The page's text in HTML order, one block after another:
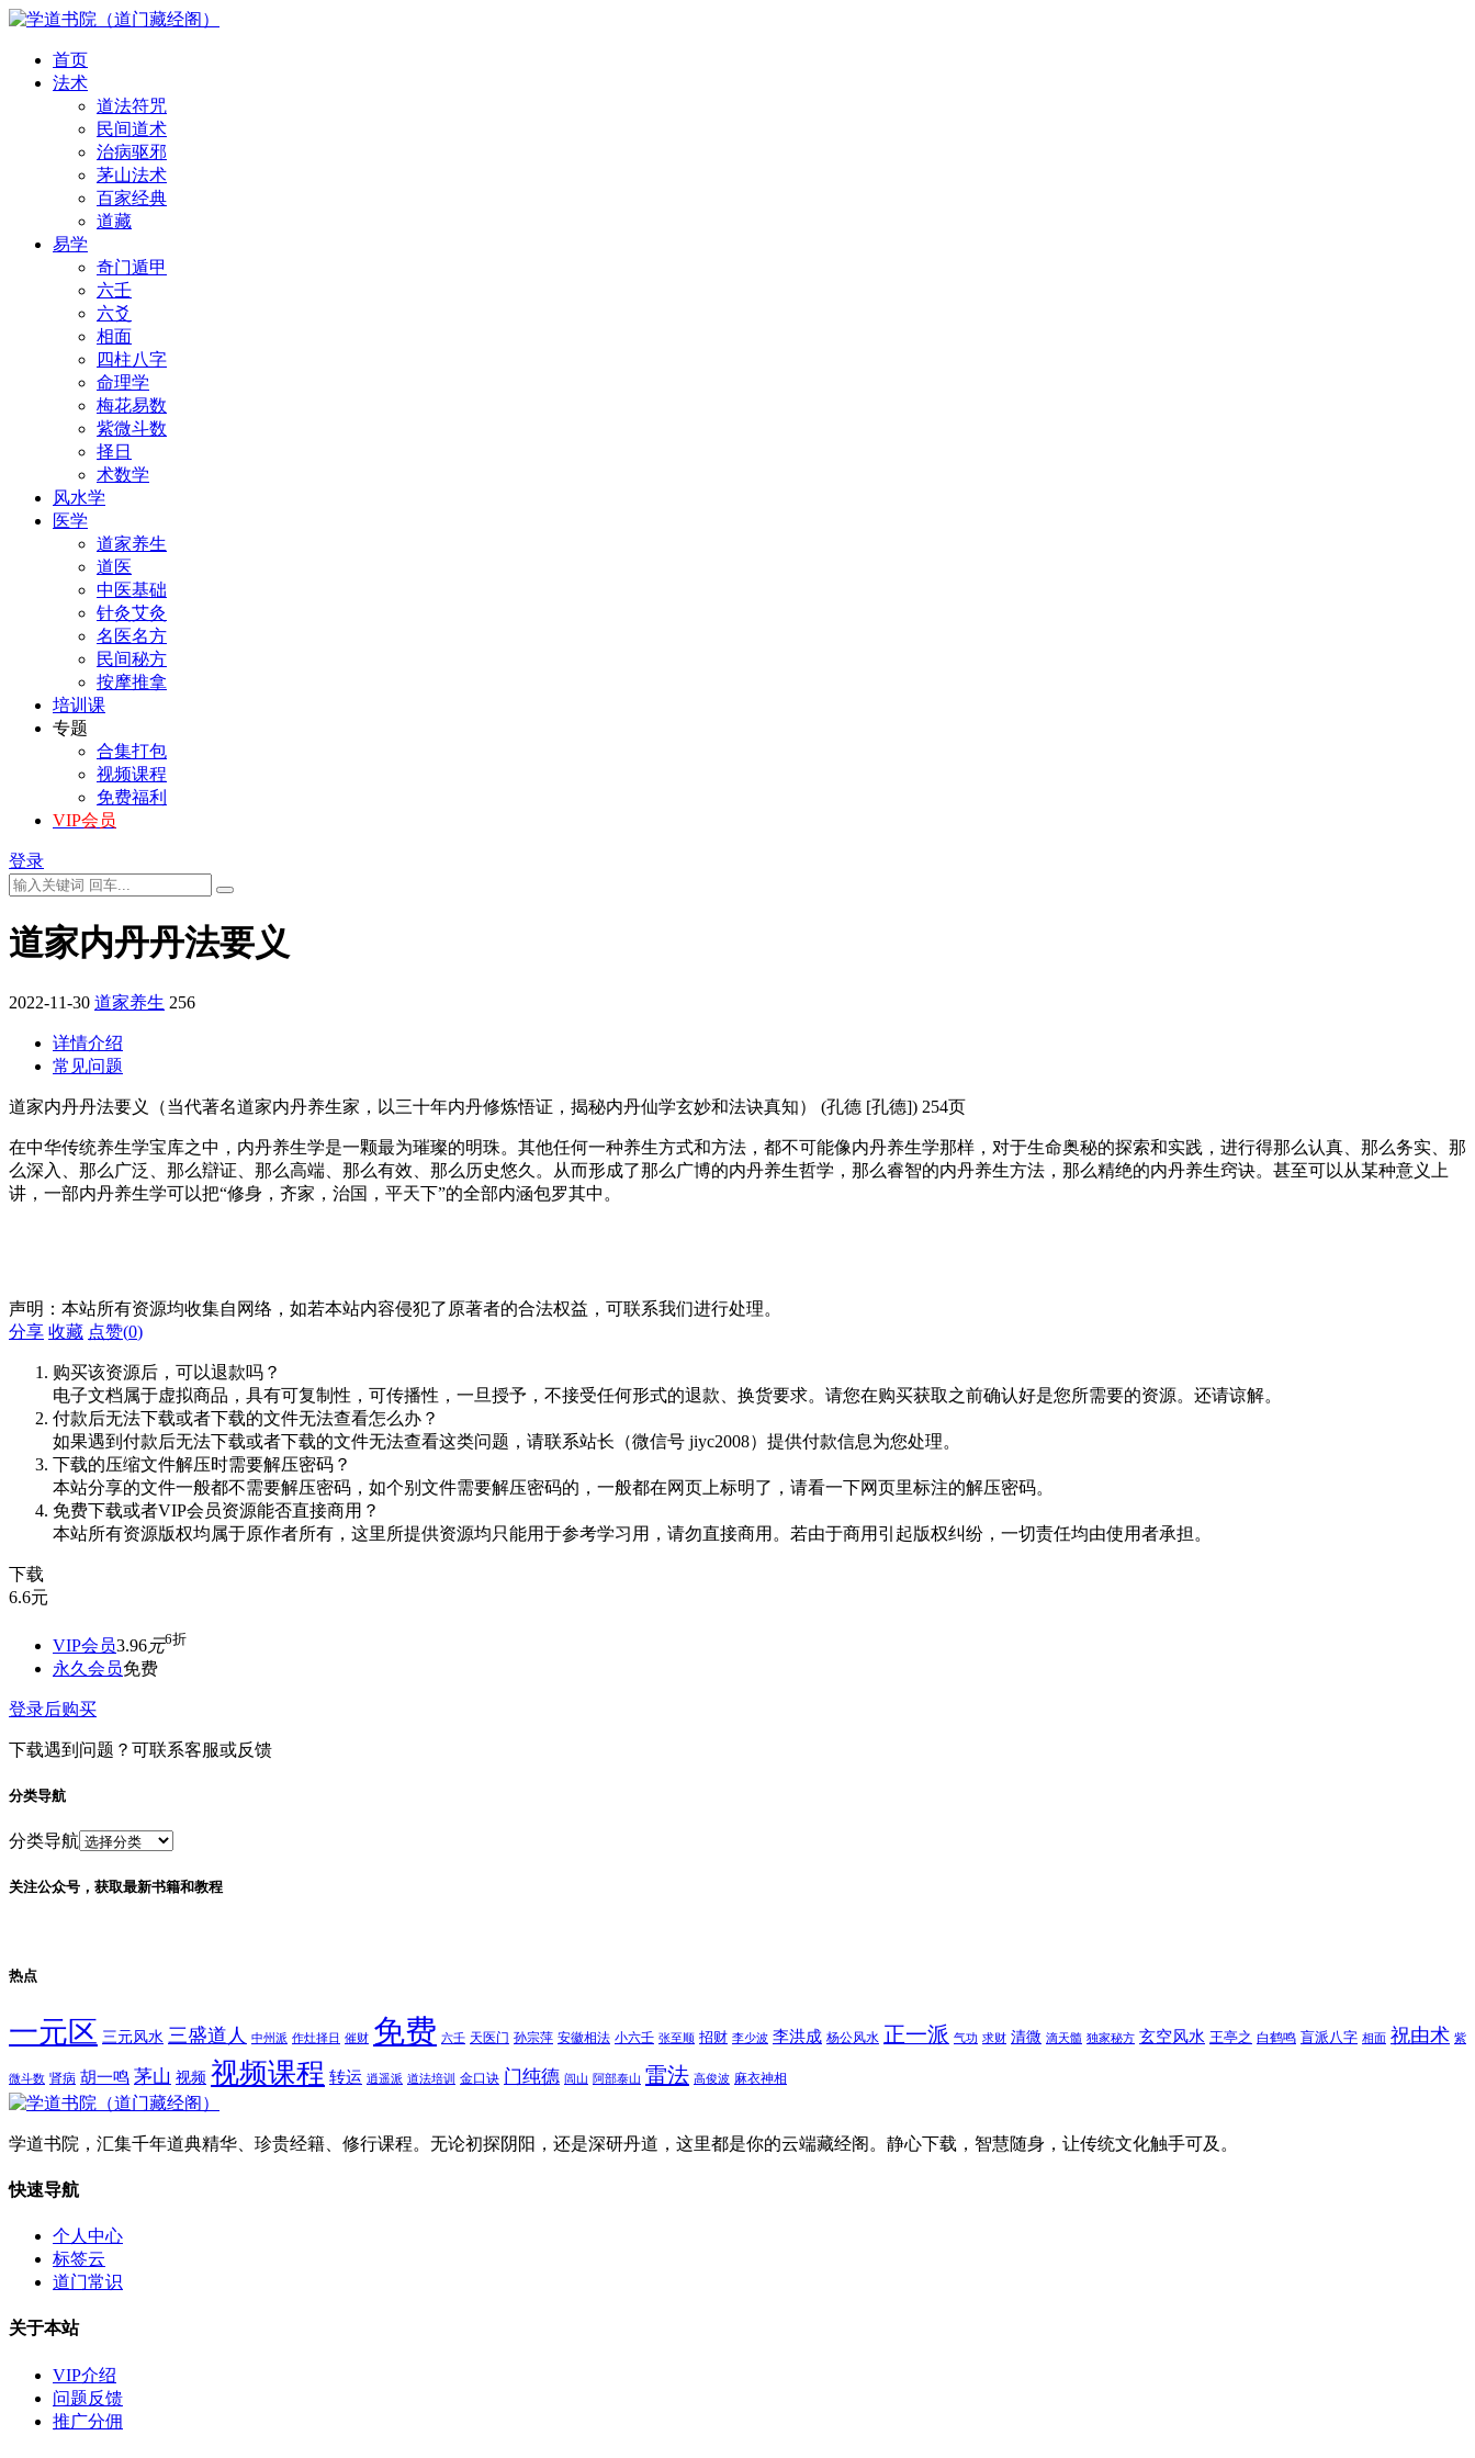
首页
法术
道法符咒
民间道术
治病驱邪
茅山法术
百家经典
道藏
易学
奇门遁甲
六壬
六爻
相面
四柱八字
命理学
梅花易数
紫微斗数
择日
术数学
风水学
医学
道家养生
道医
中医基础
针灸艾灸
名医名方
民间秘方
按摩推拿
培训课
专题
合集打包
视频课程
免费福利
VIP会员
登录
道家内丹丹法要义
2022-11-30 道家养生 256
详情介绍
常见问题
道家内丹丹法要义（当代著名道家内丹养生家，以三十年内丹修炼悟证，揭秘内丹仙学玄妙和法诀真知） (孔德 [孔德]) 254页
在中华传统养生学宝库之中，内丹养生学是一颗最为璀璨的明珠。其他任何一种养生方式和方法，都不可能像内丹养生学那样，对于生命奥秘的探索和实践，进行得那么认真、那么务实、那
么深入、那么广泛、那么辯证、那么高端、那么有效、那么历史悠久。从而形成了那么广博的内丹养生哲学，那么睿智的内丹养生方法，那么精绝的内丹养生窍诀。甚至可以从某种意义上
讲，一部内丹养生学可以把“修身，齐家，治国，平天下”的全部内涵包罗其中。
声明：本站所有资源均收集自网络，如若本站内容侵犯了原著者的合法权益，可联系我们进行处理。
分享 收藏 点赞(0)
购买该资源后，可以退款吗？
电子文档属于虚拟商品，具有可复制性，可传播性，一旦授予，不接受任何形式的退款、换货要求。请您在购买获取之前确认好是您所需要的资源。还请谅解。
付款后无法下载或者下载的文件无法查看怎么办？
如果遇到付款后无法下载或者下载的文件无法查看这类问题，请联系站长（微信号 jiyc2008）提供付款信息为您处理。
下载的压缩文件解压时需要解压密码？
本站分享的文件一般都不需要解压密码，如个别文件需要解压密码的，一般都在网页上标明了，请看一下网页里标注的解压密码。
免费下载或者VIP会员资源能否直接商用？
本站所有资源版权均属于原作者所有，这里所提供资源均只能用于参考学习用，请勿直接商用。若由于商用引起版权纠纷，一切责任均由使用者承担。
下载
6.6元
VIP会员3.96元6折
永久会员免费
登录后购买
下载遇到问题？可联系客服或反馈
分类导航
分类导航
关注公众号，获取最新书籍和教程
热点
一元区 三元风水 三盛道人 中州派 作灶择日 催财 免费 六壬 天医门 孙宗萍 安徽相法 小六壬 张至顺 招财 李少波 李洪成 杨公风水 正一派 气功 求财 清微 滴天髓 独家秘方 玄空风水 王亭之 白鹤鸣 盲派八字 相面 祝由术 紫
微斗数 肾病 胡一鸣 茅山 视频 视频课程 转运 逍遥派 道法培训 金口诀 门纯德 闾山 阿部泰山 雷法 高俊波 麻衣神相
学道书院，汇集千年道典精华、珍贵经籍、修行课程。无论初探阴阳，还是深研丹道，这里都是你的云端藏经阁。静心下载，智慧随身，让传统文化触手可及。
快速导航
个人中心
标签云
道门常识
关于本站
VIP介绍
问题反馈
推广分佣